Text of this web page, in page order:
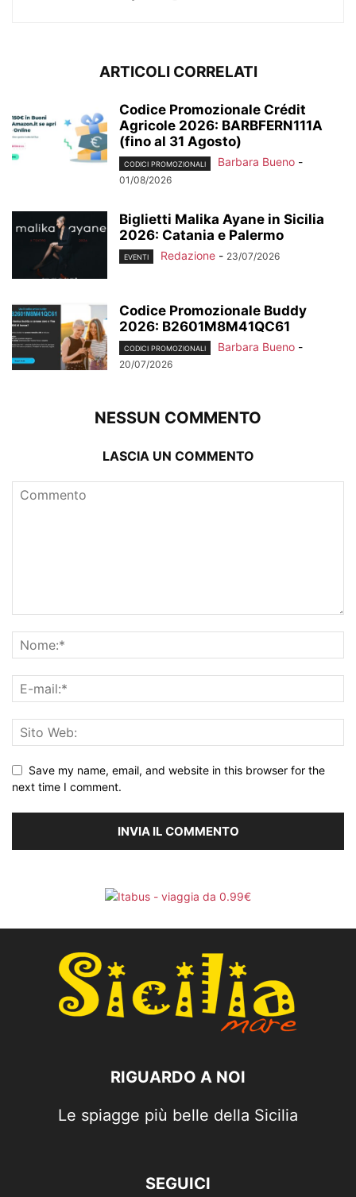
ARTICOLI CORRELATI
Codice Promozionale Crédit
Agricole 2026: BARBFERN111A
(fino al 31 Agosto)
CODICI PROMOZIONALI Barbara Bueno -
01/08/2026
Biglietti Malika Ayane in Sicilia
2026: Catania e Palermo
EVENTI Redazione - 23/07/2026
Codice Promozionale Buddy
2026: B2601M8M41QC61
CODICI PROMOZIONALI Barbara Bueno -
20/07/2026
NESSUN COMMENTO
LASCIA UN COMMENTO
Save my name, email, and website in this browser for the
next time I comment.
RIGUARDO A NOI
Le spiagge più belle della Sicilia
SEGUICI